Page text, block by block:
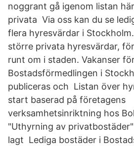
noggrant gå igenom listan
privata Via oss kan du se
flera hyresvärdar i
större privata hyresvärdar,
runt om i staden. Vakanser
Bostadsförmedlingen i
publiceras och Listan över
start baserad på företagens
verksamhetsinriktning hos
"Uthyrning av
lagt Lediga bostäder i